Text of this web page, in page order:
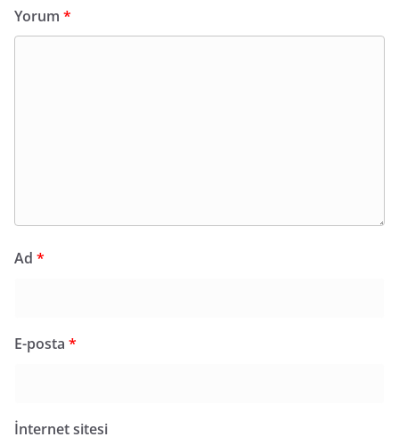
Yorum *
Ad *
E-posta *
İnternet sitesi